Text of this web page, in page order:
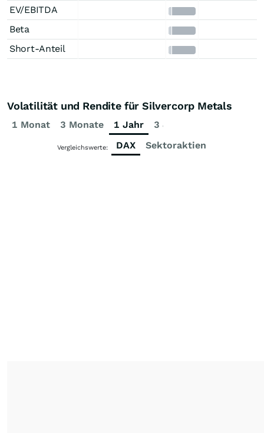
EV/EBITDA
Beta
Short-Anteil
Volatilität und Rendite für Silvercorp Metals
1 Monat 3 Monate 1 Jahr 3 Jahre
Vergleichswerte: DAX Sektoraktien